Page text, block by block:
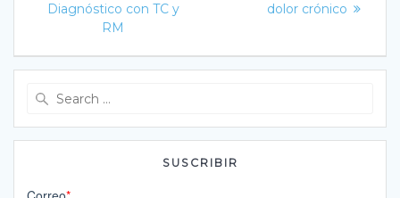
entradas
Diagnóstico con TC y
RM
dolor crónico
SUSCRIBIR